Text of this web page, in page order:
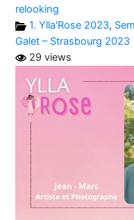
relooking
1. Ylla'Rose 2023,
Galet – Strasbourg 2023
29 views